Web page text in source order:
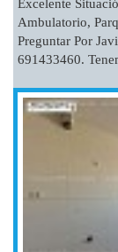
Excelente
Ambulatorio,
Preguntar Por
691433460.